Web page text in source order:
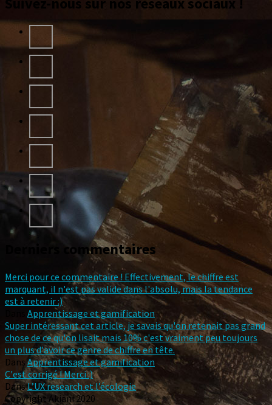
Derniers commentaires
Merci pour ce commentaire ! Effectivement, le chiffre est
marquant, il n'est pas valide dans l'absolu, mais la tendance
est à retenir :)
Apprentissage et gamification
Super intéressant cet article, je savais qu'on retenait pas grand
chose de ce qu'on lisait mais 10% c'est vraiment peu toujours
un plus d'avoir ce genre de chiffre en tête.
DansApprentissage et gamification
C'est corrigé ! Merci :)
DansL’UX research et l’écologie
Copyright Akiani 2020